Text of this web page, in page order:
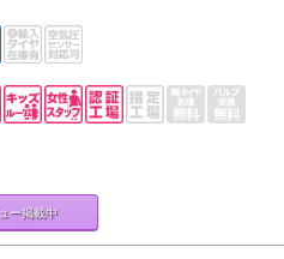
ー掲載中